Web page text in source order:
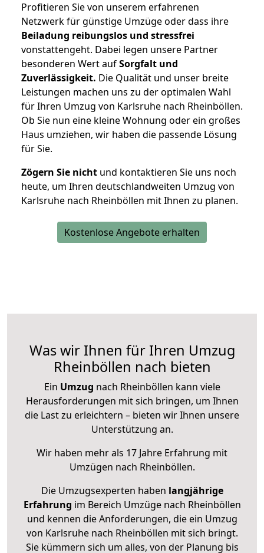
Profitieren Sie von unserem erfahrenen
Netzwerk für günstige Umzüge oder dass ihre
Beiladung reibungslos und stressfrei
vonstattengeht. Dabei legen unsere Partner
besonderen Wert aufSorgfalt und
Zuverlässigkeit. Die Qualität und unser breite
Leistungen machen uns zu der optimalen Wahl
für Ihren Umzug von Karlsruhe nach Rheinböllen.
Ob Sie nun eine kleine Wohnung oder ein großes
Haus umziehen, wir haben die passende Lösung
für Sie.
Zögern Sie nicht und kontaktieren Sie uns noch
heute, um Ihren deutschlandweiten Umzug von
Karlsruhe nach Rheinböllen mit Ihnen zu planen.
Kostenlose Angebote erhalten
Was wir Ihnen für Ihren Umzug
Rheinböllen nach bieten
Ein Umzug nach Rheinböllen kann viele
Herausforderungen mit sich bringen, um Ihnen
die Last zu erleichtern – bieten wir Ihnen unsere
Unterstützung an.
Wir haben mehr als 17 Jahre Erfahrung mit
Umzügen nach Rheinböllen.
Die Umzugsexperten haben langjährige
Erfahrung im Bereich Umzüge nach Rheinböllen
und kennen die Anforderungen, die ein Umzug
von Karlsruhe nach Rheinböllen mit sich bringt.
Sie kümmern sich um alles, von der Planung bis